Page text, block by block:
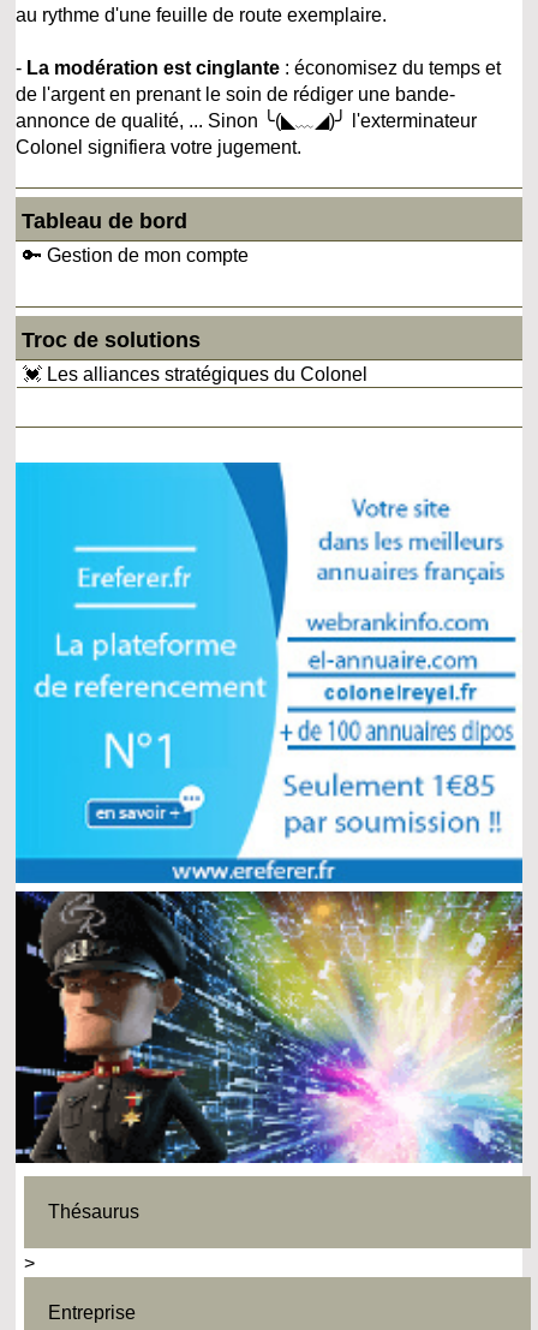
au rythme d'une feuille de route exemplaire.
- La modération est cinglante : économisez du temps et
de l'argent en prenant le soin de rédiger une bande-
annonce de qualité, ... Sinon ╰(◣﹏◢)╯ l'exterminateur
Colonel signifiera votre jugement.
Tableau de bord
🔑 Gestion de mon compte
Troc de solutions
💓 Les alliances stratégiques du Colonel
Thésaurus
>
Entreprise